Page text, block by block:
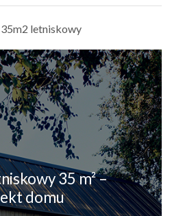
35m2 letniskowy
35 m² –
domu